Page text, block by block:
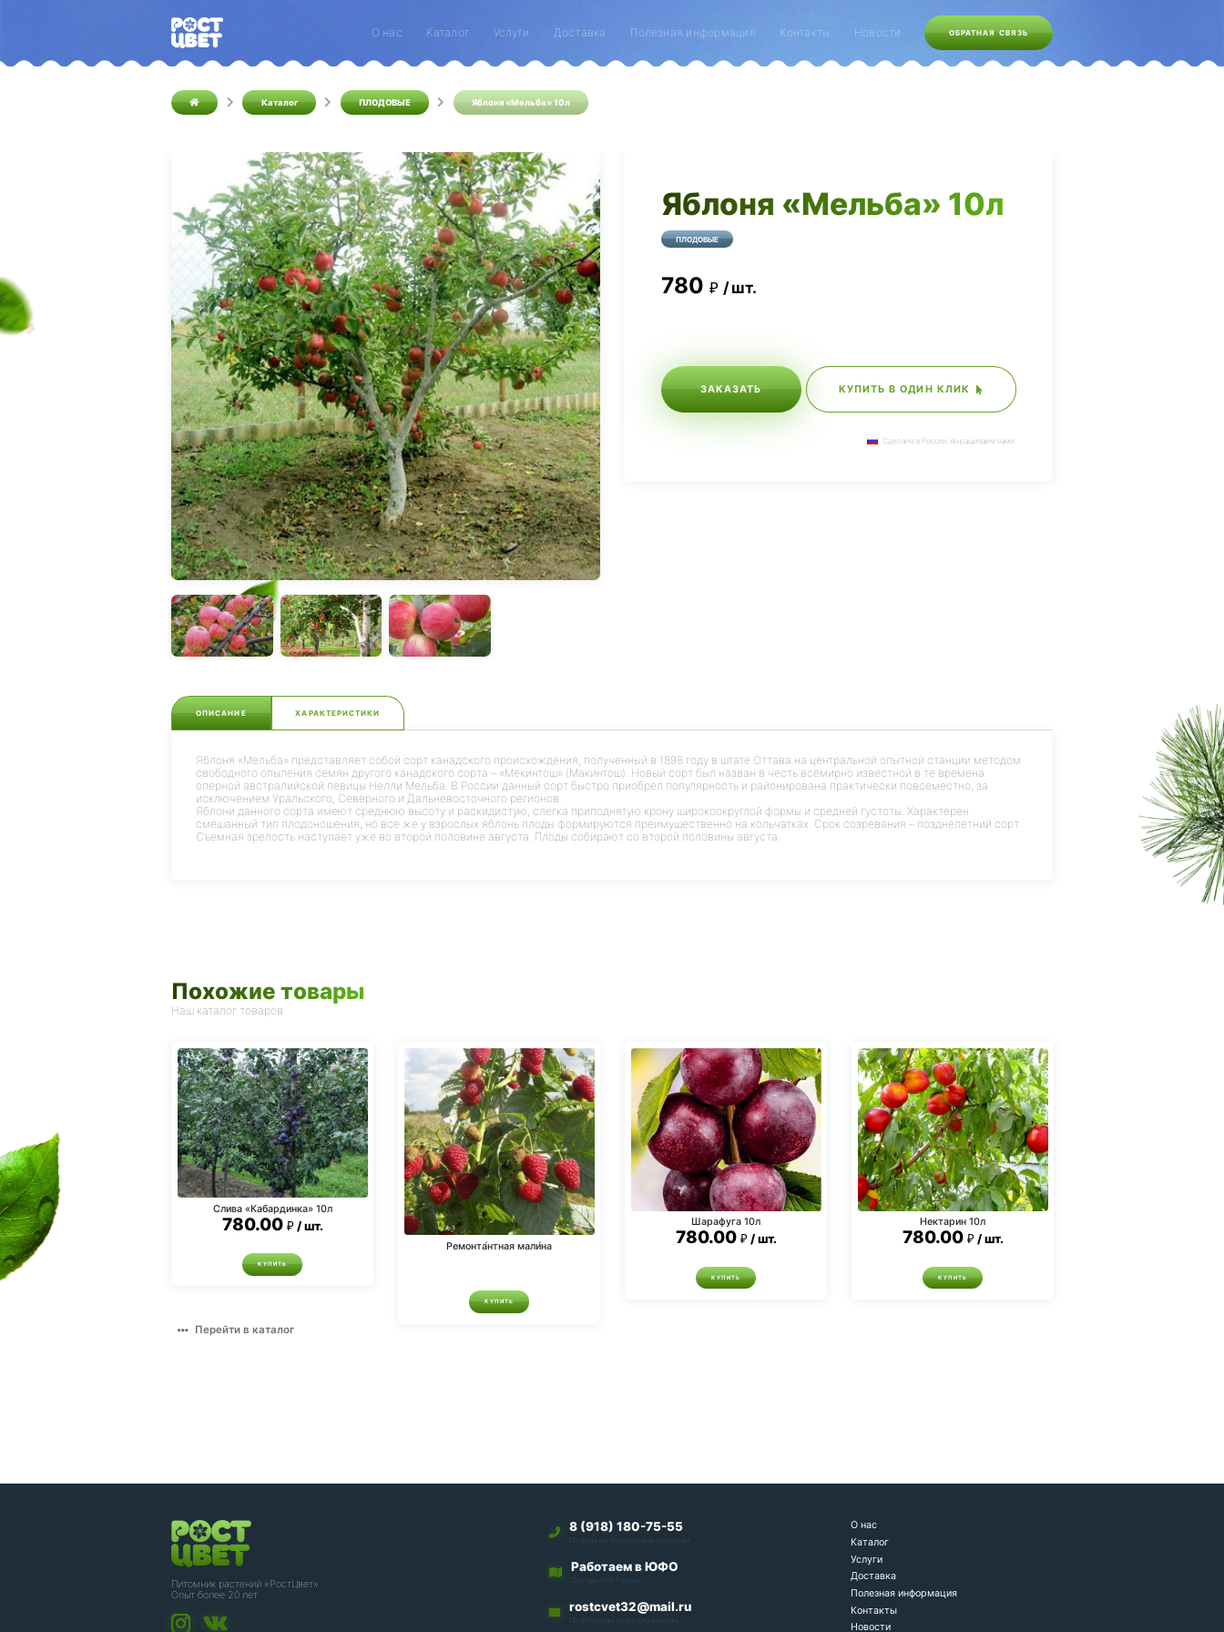
О нас Каталог Услуги Доставка Полезная информация Контакты Новости ОБРАТНАЯ СВЯЗЬ
Каталог ПЛОДОВЫЕ Яблоня «Мельба» 10л
Яблоня «Мельба» 10л
ПЛОДОВЫЕ
780 шт.
ЗАКАЗАТЬ КУПИТЬ В ОДИН КЛИК
Сделано в России, выращиваем сами.
ОПИСАНИЕ ХАРАКТЕРИСТИКИ
Яблоня «Мельба» представляет собой сорт канадского происхождения, полученный в 1898 году в штате Оттава на центральной опытной станции методом
свободного опыления семян другого канадского сорта – «Мекинтош» (Макинтош). Новый сорт был назван в честь всемирно известной в те времена
оперной австралийской певицы Нелли Мельба. В России данный сорт быстро приобрел популярность и районирована практически повсеместно, за
исключением Уральского, Северного и Дальневосточного регионов.
Яблони данного сорта имеют среднюю высоту и раскидистую, слегка приподнятую крону широкоокруглой формы и средней густоты. Характерен
смешанный тип плодоношения, но все же у взрослых яблонь плоды формируются преимущественно на кольчатках. Срок созревания – позднелетний сорт.
Съемная зрелость наступает уже во второй половине августа. Плоды собирают со второй половины августа.
Похожие товары
Наш каталог товаров
Слива «Кабардинка» 10л
780.00 шт.
КУПИТЬ
Ремонта́нтная мали́на
КУПИТЬ
Шарафуга 10л
780.00 шт.
КУПИТЬ
Нектарин 10л
780.00 шт.
КУПИТЬ
Перейти в каталог
Питомник растений «РостЦвет»
Опыт более 20 лет
8 (918) 180-75-55
По всем интересующим вопросам
Работаем в ЮФО
rostcvet32@mail.ru
По вопросам и предложениям
О нас
Каталог
Услуги
Доставка
Полезная информация
Контакты
Новости